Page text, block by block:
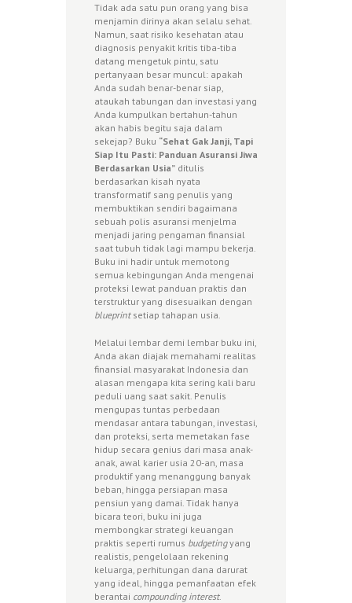
Tidak ada satu pun orang yang bisa
menjamin dirinya akan selalu sehat.
Namun, saat risiko kesehatan atau
diagnosis penyakit kritis tiba-tiba
datang mengetuk pintu, satu
pertanyaan besar muncul: apakah
Anda sudah benar-benar siap,
ataukah tabungan dan investasi yang
Anda kumpulkan bertahun-tahun
akan habis begitu saja dalam
sekejap? Buku “Sehat Gak Janji, Tapi
Siap Itu Pasti: Panduan Asuransi Jiwa
Berdasarkan Usia” ditulis
berdasarkan kisah nyata
transformatif sang penulis yang
membuktikan sendiri bagaimana
sebuah polis asuransi menjelma
menjadi jaring pengaman finansial
saat tubuh tidak lagi mampu bekerja.
Buku ini hadir untuk memotong
semua kebingungan Anda mengenai
proteksi lewat panduan praktis dan
terstruktur yang disesuaikan dengan
blueprintsetiap tahapan usia.
Melalui lembar demi lembar buku ini,
Anda akan diajak memahami realitas
finansial masyarakat Indonesia dan
alasan mengapa kita sering kali baru
peduli uang saat sakit. Penulis
mengupas tuntas perbedaan
mendasar antara tabungan, investasi,
dan proteksi, serta memetakan fase
hidup secara genius dari masa anak-
anak, awal karier usia 20-an, masa
produktif yang menanggung banyak
beban, hingga persiapan masa
pensiun yang damai. Tidak hanya
bicara teori, buku ini juga
membongkar strategi keuangan
praktis seperti rumus budgetingyang
realistis, pengelolaan rekening
keluarga, perhitungan dana darurat
yang ideal, hingga pemanfaatan efek
berantai compounding interest.